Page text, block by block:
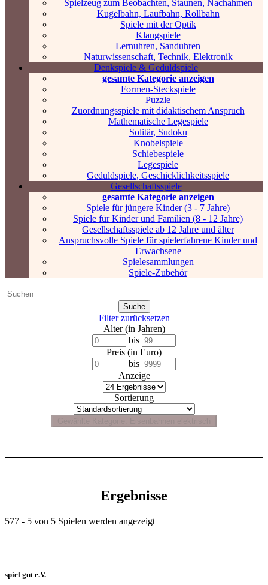
Spielzeug zum Beobachten, Staunen, Nachahmen
Kugelbahn, Laufbahn, Rollbahn
Spiele mit der Optik
Klangspiele
Lernuhren, Sanduhren
Naturwissenschaft, Technik, Elektronik
Denkspiele & Geduldspiele
gesamte Kategorie anzeigen
Formen-Steckspiele
Puzzle
Zuordnungsspiele mit didaktischem Anspruch
Mathematische Legespiele
Solitär, Sudoku
Knobelspiele
Schiebespiele
Legespiele
Geduldspiele, Geschicklichkeitsspiele
Gesellschaftsspiele
gesamte Kategorie anzeigen
Spiele für jüngere Kinder (3 - 7 Jahre)
Spiele für Kinder und Familien (8 - 12 Jahre)
Gesellschaftsspiele ab 12 Jahre und älter
Anspruchsvolle Spiele für spielerfahrene Kinder und
Erwachsene
Spielesammlungen
Spiele-Zubehör
Filter zurücksetzen
Alter (in Jahren)
bis
Preis (in Euro)
bis
Anzeige
Sortierung
Ergebnisse
577 - 5 von 5 Spielen werden angezeigt
spiel gut e.V.